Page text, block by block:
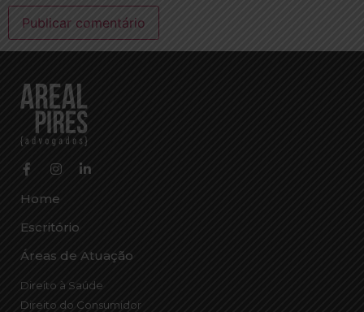
Home
Escritório
Áreas de Atuação
Direito à Saúde
Direito do Consumidor